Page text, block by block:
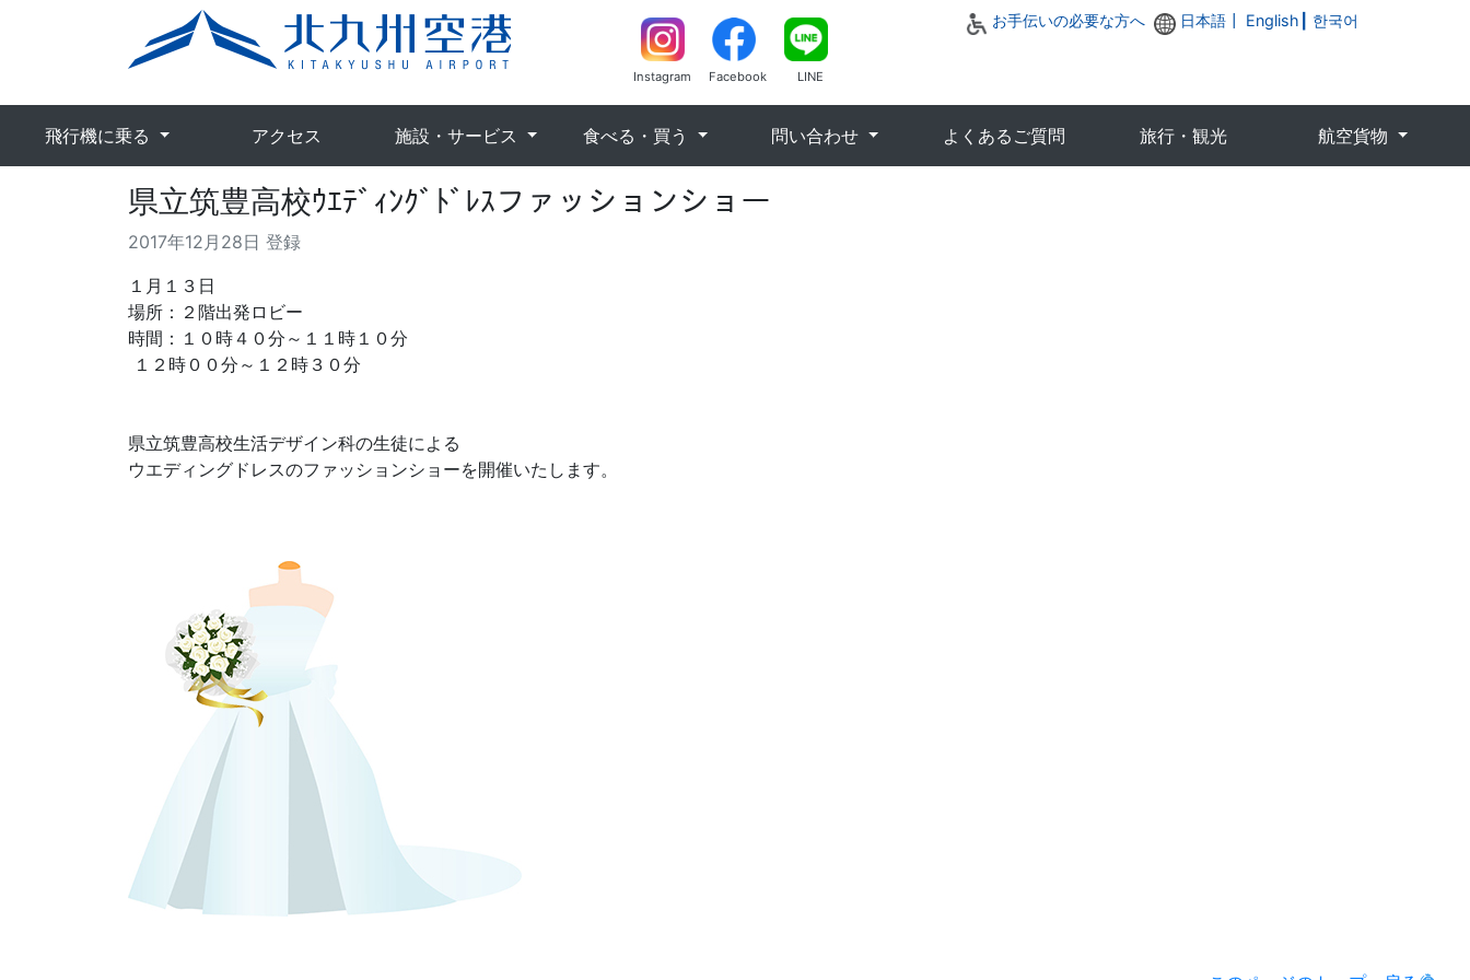
Instagram Facebook LINE
お手伝いの必要な方へ 日本語┃ English 한국어
飛行機に乗る アクセス 施設・サービス 食べる・買う 問い合わせ よくあるご質問 旅行・観光 航空貨物
県立筑豊高校ｳｴﾃﾞｨﾝｸﾞﾄﾞﾚｽファッションショー
2017年12月28日 登録
１月１３日
場所：２階出発ロビー
時間：１０時４０分～１１時１０分
１２時００分～１２時３０分
県立筑豊高校生活デザイン科の生徒による
ウエディングドレスのファッションショーを開催いたします。